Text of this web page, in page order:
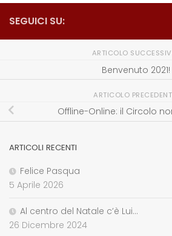
SEGUICI SU:
ARTICOLO
Benvenuto 2021!
ARTICOLO
Offline-Online: il Circolo
ARTICOLI RECENTI
Felice Pasqua
5 Aprile 2026
Al centro del Natale c’è Lui…
26 Dicembre 2024